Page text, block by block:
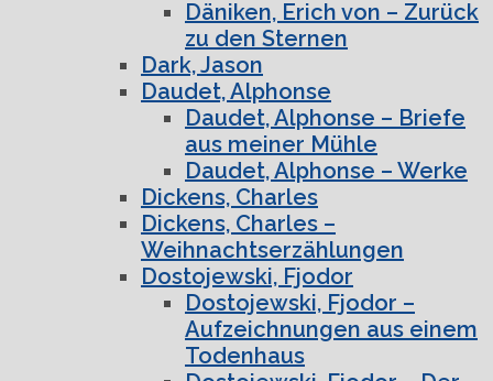
Däniken, Erich von – Zurück
zu den Sternen
Dark, Jason
Daudet, Alphonse
Daudet, Alphonse – Briefe
aus meiner Mühle
Daudet, Alphonse – Werke
Dickens, Charles
Dickens, Charles –
Weihnachtserzählungen
Dostojewski, Fjodor
Dostojewski, Fjodor –
Aufzeichnungen aus einem
Todenhaus